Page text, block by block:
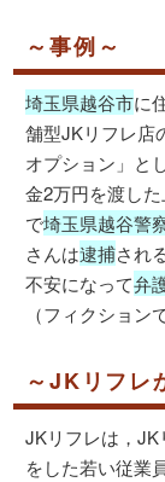
～事例～
埼玉県越谷市に
舗型JKリフレ店
オプション」と
金2万円を渡し
で埼玉県越谷警
さんは逮捕され
不安になって弁
（フィクション
～JKリフレ
JKリフレは，
をした若い従業